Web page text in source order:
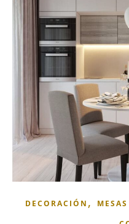
DECORACIÓN ,